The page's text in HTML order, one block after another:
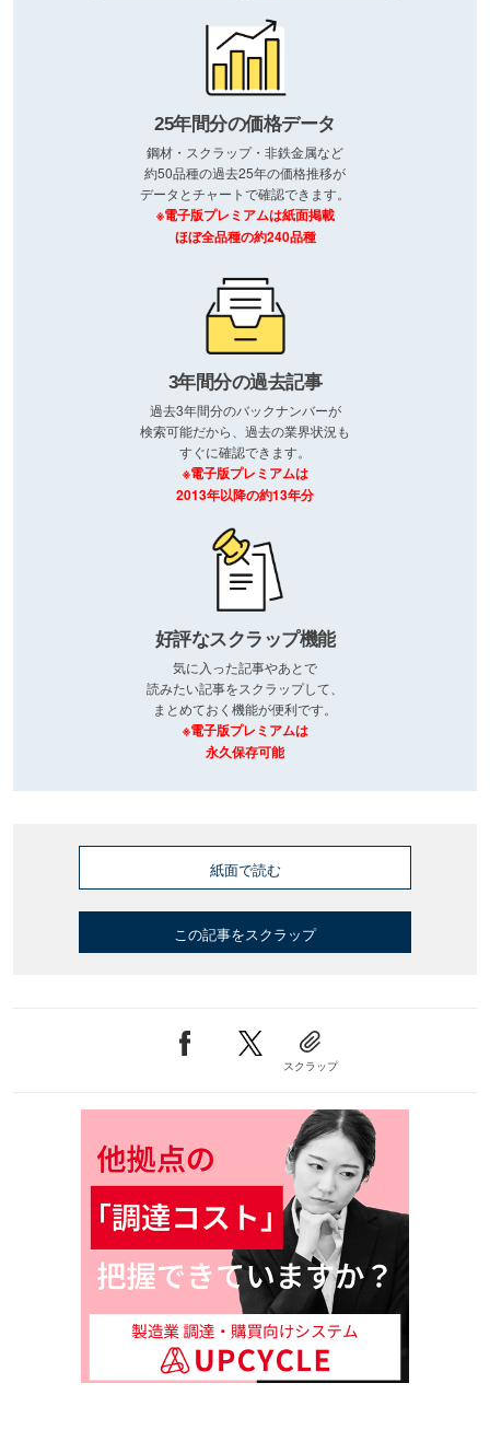
25年間分の価格データ
鋼材・スクラップ・非鉄金属など
約50品種の過去25年の価格推移が
データとチャートで確認できます。
※電子版プレミアムは紙面掲載
ほぼ全品種の約240品種
3年間分の過去記事
過去3年間分のバックナンバーが
検索可能だから、過去の業界状況も
すぐに確認できます。
※電子版プレミアムは
2013年以降の約13年分
好評なスクラップ機能
気に入った記事やあとで
読みたい記事をスクラップして、
まとめておく機能が便利です。
※電子版プレミアムは
永久保存可能
紙面で読む
この記事をスクラップ
スクラップ